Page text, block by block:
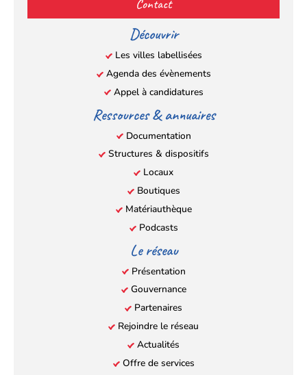
dans
nouvel
onglet)
dans
nouvel
onglet)
dans
nouvel
onglet)
nouvel
onglet)
Contact
Découvrir
Les villes labellisées
Agenda des évènements
Appel à candidatures
Ressources & annuaires
Documentation
Structures & dispositifs
Locaux
Boutiques
Matériauthèque
Podcasts
Le réseau
Présentation
Gouvernance
Partenaires
Rejoindre le réseau
Actualités
Offre de services